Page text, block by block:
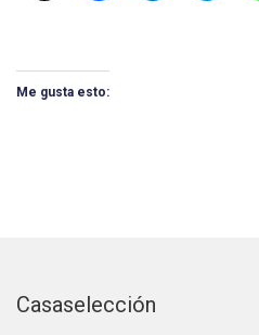
Me gusta esto:
Casaselección